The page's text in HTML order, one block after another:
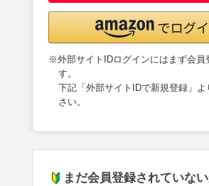
※外部サイトIDログインにはまず会員
す。
下記「外部サイトIDで新規登録」よ
さい。
まだ会員登録されていな